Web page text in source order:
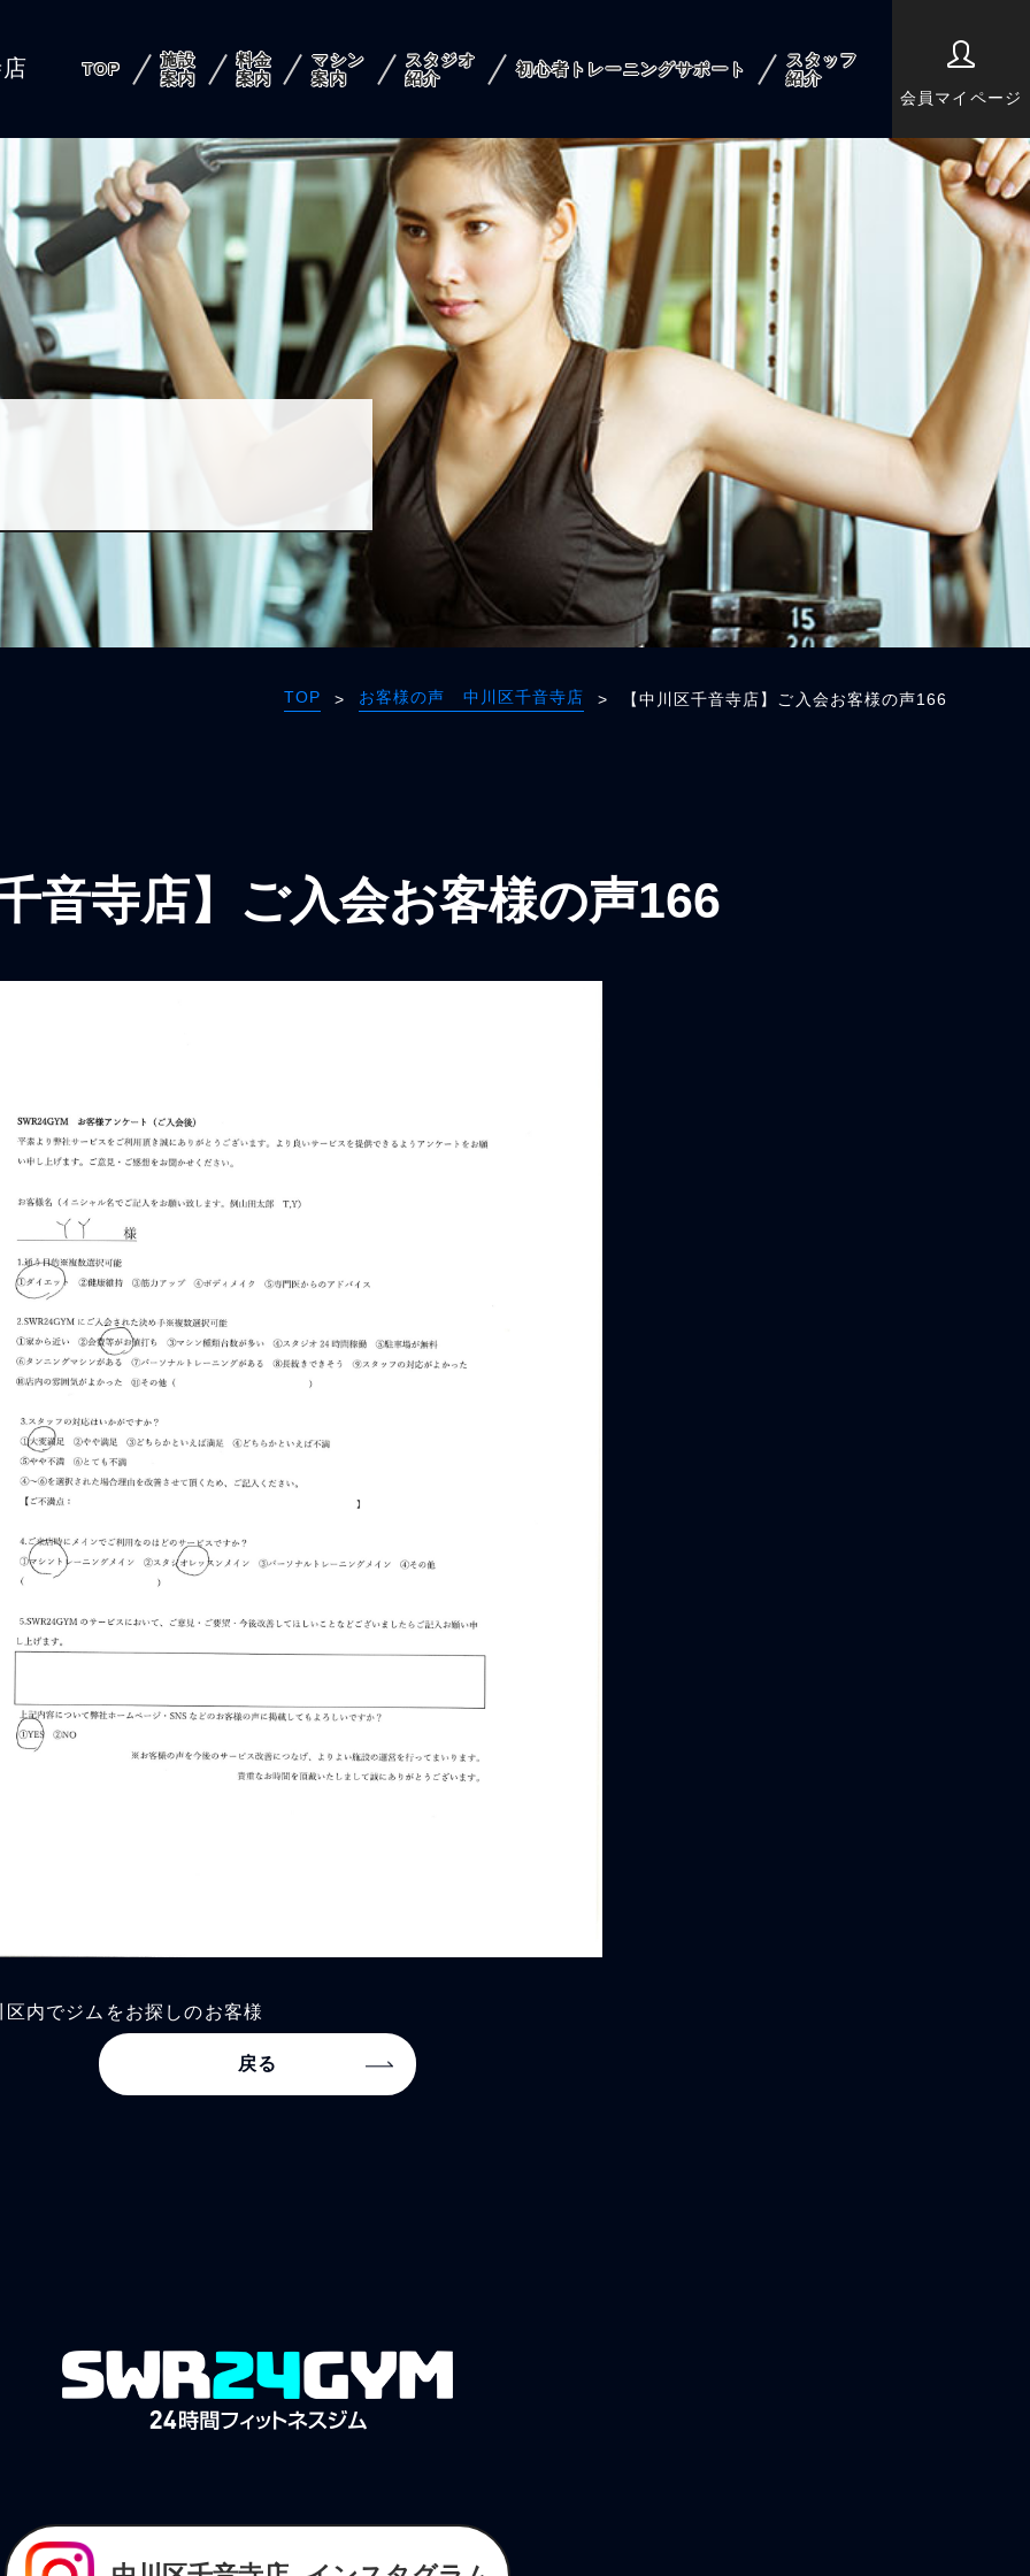
TOP
施設
案内
料金
案内
マシン
案内
スタジオ
紹介
初心者トレーニングサポート
スタッフ
紹介
会員マイページ
TOP > お客様の声 中川区千音寺店 > 【中川区千音寺店】ご入会お客様の声166
音寺店】ご入会お客様の声166
内でジムをお探しのお客様
戻る